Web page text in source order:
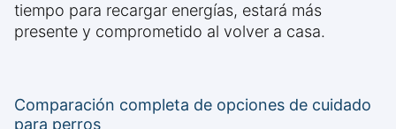
tiempo para recargar energías, estará más
presente y comprometido al volver a casa.
Comparación completa de opciones de cuidado
para perros